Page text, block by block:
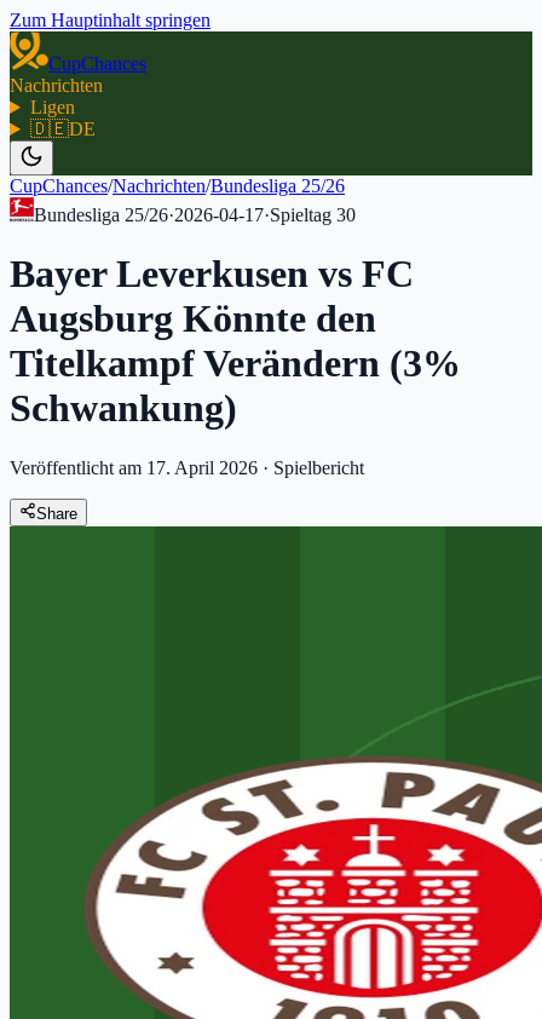
Zum Hauptinhalt springen
CupChances
Nachrichten
Ligen
🇩🇪DE
CupChances/Nachrichten/Bundesliga 25/26
Bundesliga 25/26·2026-04-17·Spieltag 30
Bayer Leverkusen vs FC
Augsburg Könnte den
Titelkampf Verändern (3%
Schwankung)
Veröffentlicht am 17. April 2026 · Spielbericht
Share